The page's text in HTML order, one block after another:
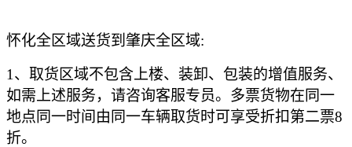
怀化全区域送货到肇庆全区域:
1、取货区域不包含上楼、装卸、包装的增值服务、
如需上述服务，请咨询客服专员。多票货物在同一
地点同一时间由同一车辆取货时可享受折扣第二票8
折。